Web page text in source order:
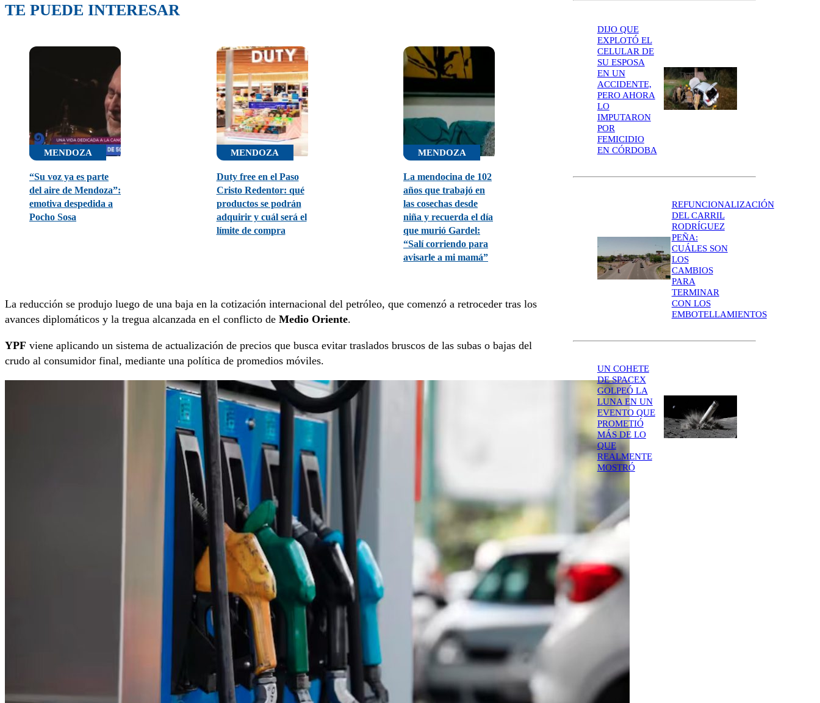
TE PUEDE INTERESAR
MENDOZA
“Su voz ya es parte
del aire de Mendoza”:
emotiva despedida a
Pocho Sosa
MENDOZA
Duty free en el Paso
Cristo Redentor: qué
productos se podrán
adquirir y cuál será el
límite de compra
MENDOZA
La mendocina de 102
años que trabajó en
las cosechas desde
niña y recuerda el día
que murió Gardel:
“Salí corriendo para
avisarle a mi mamá”
La reducción se produjo luego de una baja en la cotización internacional del petróleo, que comenzó a retroceder tras los
avances diplomáticos y la tregua alcanzada en el conflicto de Medio Oriente.
YPF viene aplicando un sistema de actualización de precios que busca evitar traslados bruscos de las subas o bajas del
crudo al consumidor final, mediante una política de promedios móviles.
DIJO QUE
EXPLOTÓ EL
CELULAR DE
SU ESPOSA
EN UN
ACCIDENTE,
PERO AHORA
LO
IMPUTARON
POR
FEMICIDIO
EN CÓRDOBA
REFUNCIONALIZACIÓN
DEL CARRIL
RODRÍGUEZ
PEÑA:
CUÁLES SON
LOS
CAMBIOS
PARA
TERMINAR
CON LOS
EMBOTELLAMIENTOS
UN COHETE
DE SPACEX
GOLPEÓ LA
LUNA EN UN
EVENTO QUE
PROMETIÓ
MÁS DE LO
QUE
REALMENTE
MOSTRÓ